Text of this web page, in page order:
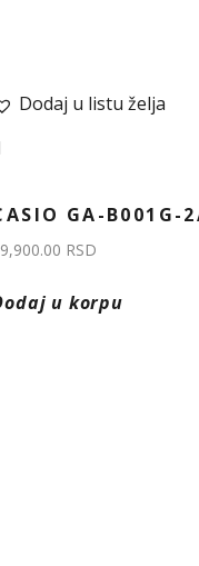
Dodaj u listu želja
GA-B001G-
RSD
u korpu